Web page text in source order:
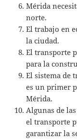
Mérida
norte.
El trabajo en
la ciudad.
El transporte
para la
El sistema de
es un primer
Mérida.
Algunas de
el transporte
garantizar la